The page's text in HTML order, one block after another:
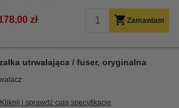
zł Zamawiam
utrwalająca / fuser, oryginalna
Kliknij i sprawdź całą specyfikacje